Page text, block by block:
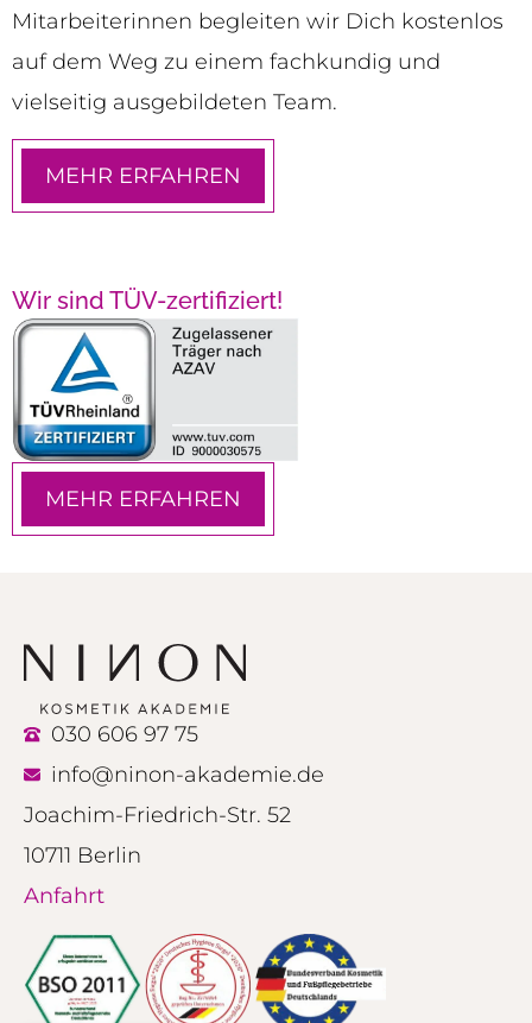
Mitarbeiterinnen begleiten wir Dich kostenlos
auf dem Weg zu einem fachkundig und
vielseitig ausgebildeten Team.
MEHR ERFAHREN
Wir sind TÜV-zertifiziert!
MEHR ERFAHREN
030 606 97 75
info@ninon-akademie.de
Joachim-Friedrich-Str. 52
10711 Berlin
Anfahrt